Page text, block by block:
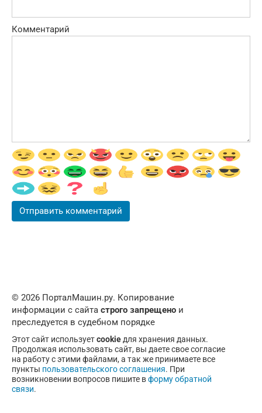
Комментарий
© 2026 ПорталМашин.ру. Копирование
информации с сайта строго запрещено и
преследуется в судебном порядке
Этот сайт используетcookie для хранения данных.
Продолжая использовать сайт, вы даете свое согласие
на работу с этими файлами, а так же принимаете все
пункты пользовательского соглашения. При
возникновении вопросов пишите вформу обратной
связи.